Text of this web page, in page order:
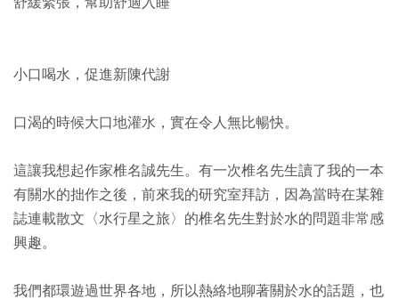
小口喝水，促進新陳代謝
口渴的時候大口地灌水，實在令人無比暢快。
這讓我想起作家椎名誠先生。有一次椎名先生讀了我的一本
有關水的拙作之後，前來我的研究室拜訪，因為當時在某雜
誌連載散文〈水行星之旅〉的椎名先生對於水的問題非常感
興趣。
我們都環遊過世界各地，所以熱絡地聊著關於水的話題，也